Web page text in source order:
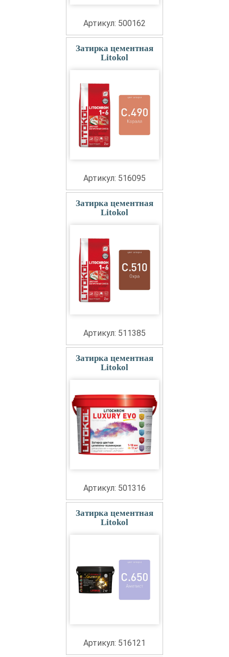
Артикул: 500162
Затирка цементная
Litokol
Артикул: 516095
Затирка цементная
Litokol
Артикул: 511385
Затирка цементная
Litokol
Артикул: 501316
Затирка цементная
Litokol
Артикул: 516121